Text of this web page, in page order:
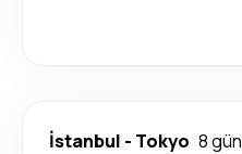
İstanbul - Tokyo 8 gün